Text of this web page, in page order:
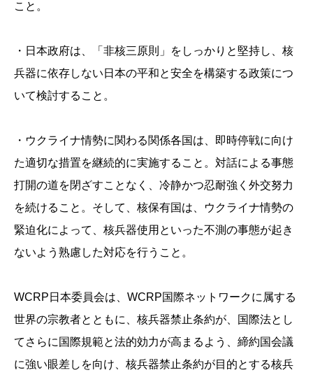
こと。
・日本政府は、「非核三原則」をしっかりと堅持し、核
兵器に依存しない日本の平和と安全を構築する政策につ
いて検討すること。
・ウクライナ情勢に関わる関係各国は、即時停戦に向け
た適切な措置を継続的に実施すること。対話による事態
打開の道を閉ざすことなく、冷静かつ忍耐強く外交努力
を続けること。そして、核保有国は、ウクライナ情勢の
緊迫化によって、核兵器使用といった不測の事態が起き
ないよう熟慮した対応を行うこと。
WCRP日本委員会は、WCRP国際ネットワークに属する
世界の宗教者とともに、核兵器禁止条約が、国際法とし
てさらに国際規範と法的効力が高まるよう、締約国会議
に強い眼差しを向け、核兵器禁止条約が目的とする核兵